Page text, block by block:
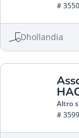
#
Dhollandia
Altro
#